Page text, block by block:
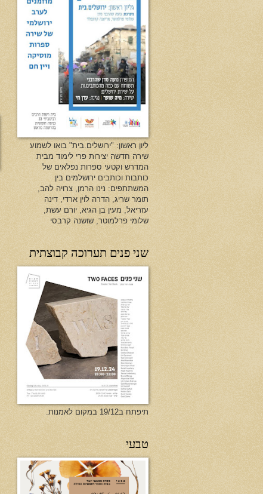
ליון ראשון: "ירושלים.בית" בואו לשמוע
שירה חדשה יצירות פרי לימוד מבית
המדרש וקטעי ספרות נפלאים של
כותבות וכותבים ירושלמים בין
המשתתפים: נינו הרמן, צרויה להב,
תומר שריג, הדרה לוין ארדי, דינה
עזריאל, מעין בן הגיא, יורם עשת,
שלומי פרלמוטר, שושנה קרבסי
שני פנים תערוכה קבוצתית
תיפתח ב19/12 במקום לאמנות.
טבעי